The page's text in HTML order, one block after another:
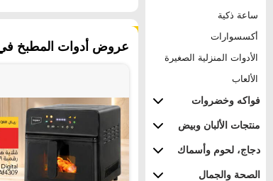
ساعة ذكية
أكسسوارات
الأدوات المنزلية الصغيرة
الألعاب
فواكه وخضروات
منتجات الألبان وبيض
دجاج، لحوم وأسماك
الصحة والجمال
عروض أدوات المطبخ